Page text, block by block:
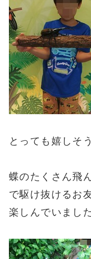
とっても嬉しそ
蝶のたくさん飛
で駆け抜けるお
楽しんでいました